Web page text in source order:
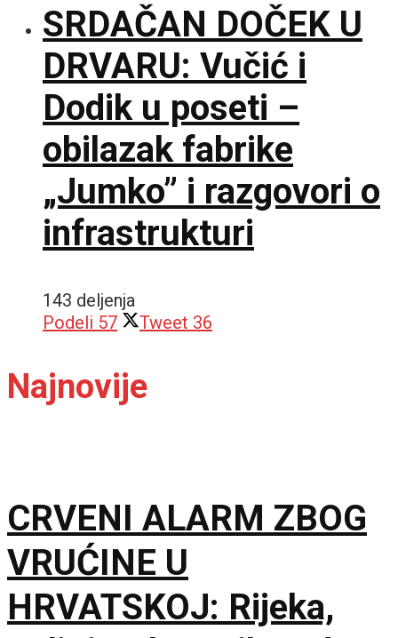
SRDAČAN DOČEK U
DRVARU: Vučić i
Dodik u poseti –
obilazak fabrike
„Jumko” i razgovori o
infrastrukturi
143 deljenja
Podeli 57 Tweet 36
Najnovije
CRVENI ALARM ZBOG
VRUĆINE U
HRVATSKOJ: Rijeka,